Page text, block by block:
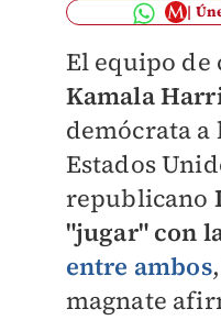
El equipo de
Kamala
demócrata a
Estados
republicano
"jugar" con
entre ambos
magnate